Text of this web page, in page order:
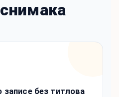
записе без титлова